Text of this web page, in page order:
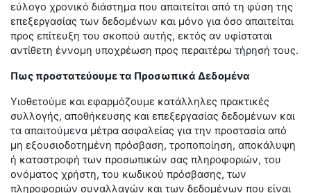
εύλογο χρονικό διάστημα που απαιτείται από τη φύση της
επεξεργασίας των δεδομένων και μόνο για όσο απαιτείται
προς επίτευξη του σκοπού αυτής, εκτός αν υφίσταται
αντίθετη έννομη υποχρέωση προς περαιτέρω τήρησή τους.
Πως προστατεύουμε τα Προσωπικά Δεδομένα
Υιοθετούμε και εφαρμόζουμε κατάλληλες πρακτικές
συλλογής, αποθήκευσης και επεξεργασίας δεδομένων και
τα απαιτούμενα μέτρα ασφαλείας για την προστασία από
μη εξουσιοδοτημένη πρόσβαση, τροποποίηση, αποκάλυψη
ή καταστροφή των προσωπικών σας πληροφοριών, του
ονόματος χρήστη, του κωδικού πρόσβασης, των
πληροφοριών συναλλαγών και των δεδομένων που είναι